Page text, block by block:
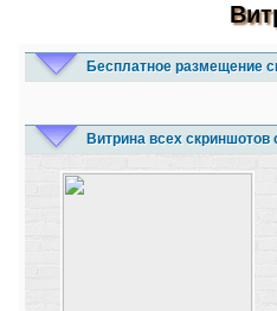
Бесплатное размещение
Витрина всех скриншотов